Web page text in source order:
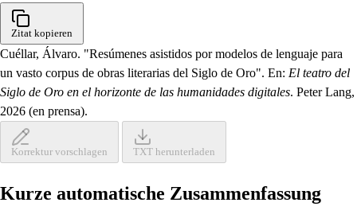
Zitat kopieren
Cuéllar, Álvaro. "Resúmenes asistidos por modelos de lenguaje para
un vasto corpus de obras literarias del Siglo de Oro". En: El teatro del
Siglo de Oro en el horizonte de las humanidades digitales. Peter Lang,
2026 (en prensa).
Korrektur vorschlagen TXT herunterladen
Kurze automatische Zusammenfassung